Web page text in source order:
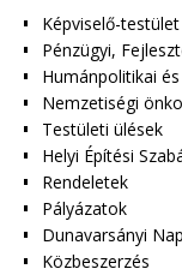
Képviselő-testület
Pénzügyi,
Humánpolitikai
Nemzetiségi
Testületi ülések
Helyi Építési
Rendeletek
Pályázatok
Dunavarsányi
Közbeszerzés